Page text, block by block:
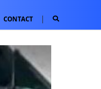
CONTACT